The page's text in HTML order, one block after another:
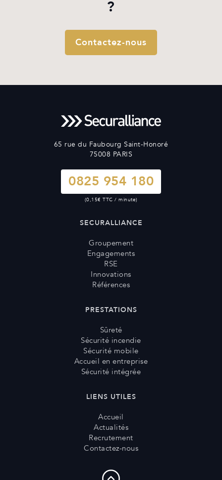
?
Contactez-nous
65 rue du Faubourg Saint-Honoré
75008 PARIS
0825 954 180
(0,15€ TTC / minute)
SECURALLIANCE
Groupement
Engagements
RSE
Innovations
Références
PRESTATIONS
Sûreté
Sécurité incendie
Sécurité mobile
Accueil en entreprise
Sécurité intégrée
LIENS UTILES
Accueil
Actualités
Recrutement
Contactez-nous